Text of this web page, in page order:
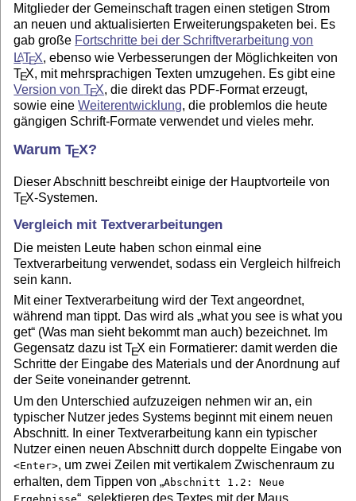
Mitglieder der Gemeinschaft tragen einen stetigen Strom
an neuen und aktualisierten Erweiterungspaketen bei. Es
gab große Fortschritte bei der Schriftverarbeitung von
LATEX, ebenso wie Verbesserungen der Möglichkeiten von
TEX, mit mehrsprachigen Texten umzugehen. Es gibt eine
Version vonTEX, die direkt das PDF-Format erzeugt,
sowie eineWeiterentwicklung, die problemlos die heute
gängigen Schrift-Formate verwendet und vieles mehr.
WarumTEX?
Dieser Abschnitt beschreibt einige der Hauptvorteile von
TEX-Systemen.
Vergleich mit Textverarbeitungen
Die meisten Leute haben schon einmal eine
Textverarbeitung verwendet, sodass ein Vergleich hilfreich
sein kann.
Mit einer Textverarbeitung wird der Text angeordnet,
während man tippt. Das wird als „what you see is what you
get“ (Was man sieht bekommt man auch) bezeichnet. Im
Gegensatz dazu istTEX ein Formatierer: damit werden die
Schritte der Eingabe des Materials und der Anordnung auf
der Seite voneinander getrennt.
Um den Unterschied aufzuzeigen nehmen wir an, ein
typischer Nutzer jedes Systems beginnt mit einem neuen
Abschnitt. In einer Textverarbeitung kann ein typischer
Nutzer einen neuen Abschnitt durch doppelte Eingabe von
<Enter>, um zwei Zeilen mit vertikalem Zwischenraum zu
erhalten, dem Tippen von „Abschnitt 1.2: Neue
“, selektieren des Textes mit der Maus,